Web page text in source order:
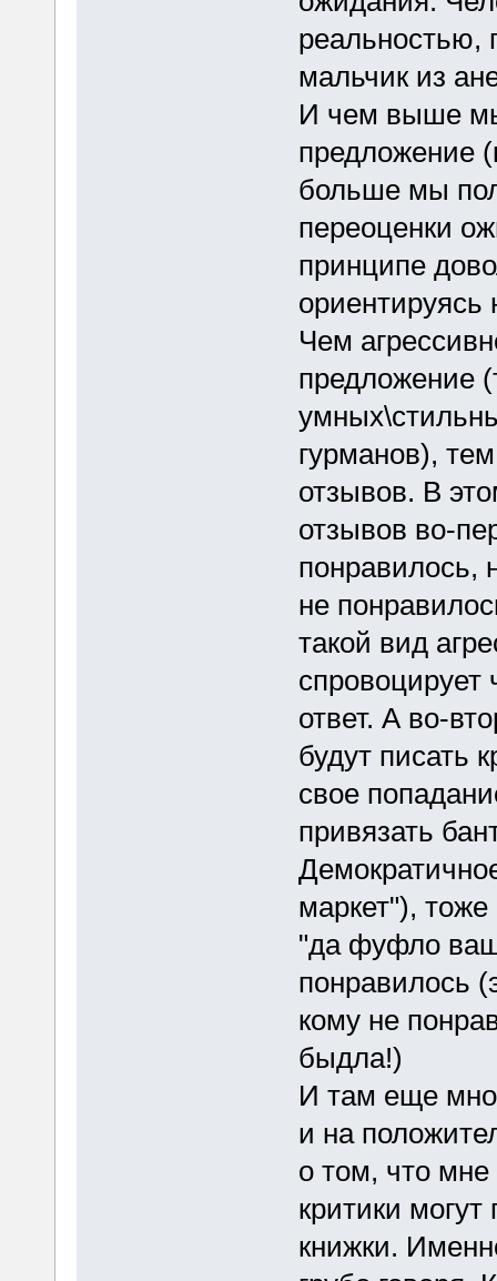
реальностью,
мальчик из
И чем выше
предложение
больше мы
переоценки
принципе
ориентируясь
Чем
предложение
гурманов),
отзывов. В
отзывов во-
понравилось,
не
такой вид
спровоцирует
ответ. А во-
будут писать
свое
привязать
маркет"),
"да фуфло
понравилось
кому не
быдла!)
И там еще
и на
о том, что мне
критики
книжки.